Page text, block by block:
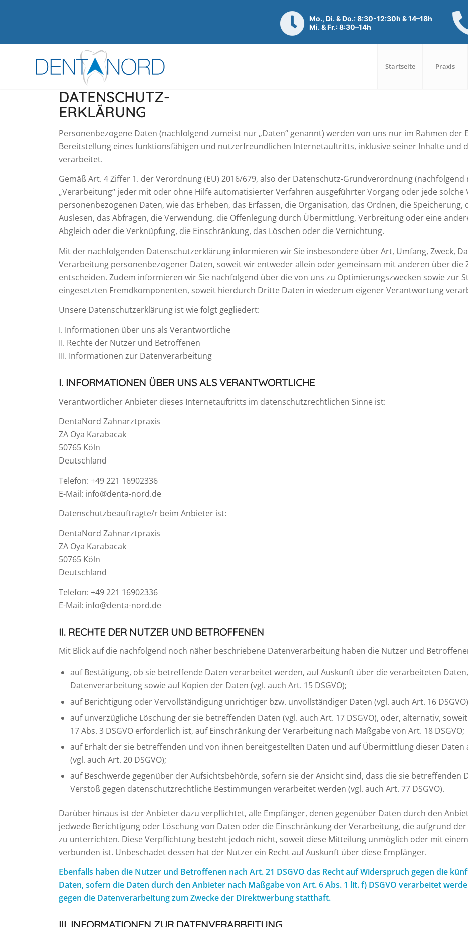
Mo., Di. & Do.: 8:30-12:30h & 14–18h
Mi. & Fr.: 8:30–14h
Startseite Praxis
DATENSCHUTZ-
ERKLÄRUNG
Personenbezogene Daten (nachfolgend zumeist nur „Daten“ genannt) werden von uns nur im Rahmen der
Bereitstellung eines funktionsfähigen und nutzerfreundlichen Internetauftritts, inklusive seiner Inhalte und
verarbeitet.
Gemäß Art. 4 Ziffer 1. der Verordnung (EU) 2016/679, also der Datenschutz-Grundverordnung (nachfolgend
„Verarbeitung“ jeder mit oder ohne Hilfe automatisierter Verfahren ausgeführter Vorgang oder jede
personenbezogenen Daten, wie das Erheben, das Erfassen, die Organisation, das Ordnen, die
Auslesen, das Abfragen, die Verwendung, die Offenlegung durch Übermittlung, Verbreitung oder eine
Abgleich oder die Verknüpfung, die Einschränkung, das Löschen oder die Vernichtung.
Mit der nachfolgenden Datenschutzerklärung informieren wir Sie insbesondere über Art, Umfang, Zweck,
Verarbeitung personenbezogener Daten, soweit wir entweder allein oder gemeinsam mit anderen über die
entscheiden. Zudem informieren wir Sie nachfolgend über die von uns zu Optimierungszwecken sowie zur
eingesetzten Fremdkomponenten, soweit hierdurch Dritte Daten in wiederum eigener Verantwortung
Unsere Datenschutzerklärung ist wie folgt gegliedert:
I. Informationen über uns als Verantwortliche
II. Rechte der Nutzer und Betroffenen
III. Informationen zur Datenverarbeitung
I. INFORMATIONEN ÜBER UNS ALS VERANTWORTLICHE
Verantwortlicher Anbieter dieses Internetauftritts im datenschutzrechtlichen Sinne ist:
DentaNord Zahnarztpraxis
ZA Oya Karabacak
50765 Köln
Deutschland
Telefon: +49 221 16902336
E-Mail: info@denta-nord.de
Datenschutzbeauftragte/r beim Anbieter ist:
DentaNord Zahnarztpraxis
ZA Oya Karabacak
50765 Köln
Deutschland
Telefon: +49 221 16902336
E-Mail: info@denta-nord.de
II. RECHTE DER NUTZER UND BETROFFENEN
Mit Blick auf die nachfolgend noch näher beschriebene Datenverarbeitung haben die Nutzer und
auf Bestätigung, ob sie betreffende Daten verarbeitet werden, auf Auskunft über die verarbeiteten
Datenverarbeitung sowie auf Kopien der Daten (vgl. auch Art. 15 DSGVO);
auf Berichtigung oder Vervollständigung unrichtiger bzw. unvollständiger Daten (vgl. auch Art. 16
auf unverzügliche Löschung der sie betreffenden Daten (vgl. auch Art. 17 DSGVO), oder, alternativ,
17 Abs. 3 DSGVO erforderlich ist, auf Einschränkung der Verarbeitung nach Maßgabe von Art. 18 DSGVO;
auf Erhalt der sie betreffenden und von ihnen bereitgestellten Daten und auf Übermittlung dieser
(vgl. auch Art. 20 DSGVO);
auf Beschwerde gegenüber der Aufsichtsbehörde, sofern sie der Ansicht sind, dass die sie
Verstoß gegen datenschutzrechtliche Bestimmungen verarbeitet werden (vgl. auch Art. 77 DSGVO).
Darüber hinaus ist der Anbieter dazu verpflichtet, alle Empfänger, denen gegenüber Daten durch den
jedwede Berichtigung oder Löschung von Daten oder die Einschränkung der Verarbeitung, die aufgrund der
zu unterrichten. Diese Verpflichtung besteht jedoch nicht, soweit diese Mitteilung unmöglich oder mit
verbunden ist. Unbeschadet dessen hat der Nutzer ein Recht auf Auskunft über diese Empfänger.
Ebenfalls haben die Nutzer und Betroffenen nach Art. 21 DSGVO das Recht auf Widerspruch gegen die
Daten, sofern die Daten durch den Anbieter nach Maßgabe von Art. 6 Abs. 1 lit. f) DSGVO verarbeitet
gegen die Datenverarbeitung zum Zwecke der Direktwerbung statthaft.